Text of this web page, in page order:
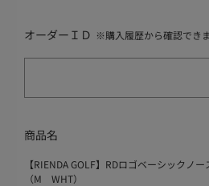
オーダーＩＤ ※購入履歴から確認できま
商品名
【RIENDA GOLF】RDロゴベーシックノー
（M WHT）